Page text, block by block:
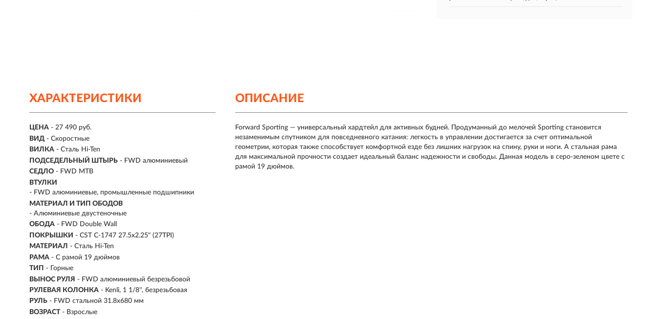
ХАРАКТЕРИСТИКИ
ЦЕНА - 27 490 руб.
ВИД - Скоростные
ВИЛКА - Сталь Hi-Ten
ПОДСЕДЕЛЬНЫЙ ШТЫРЬ - FWD алюминиевый
СЕДЛО - FWD MTB
ВТУЛКИ
- FWD алюминиевые, промышленные подшипники
МАТЕРИАЛ И ТИП ОБОДОВ
- Алюминиевые двустеночные
ОБОДА - FWD Double Wall
ПОКРЫШКИ - CST C-1747 27.5x2.25" (27TPI)
МАТЕРИАЛ - Сталь Hi-Ten
РАМА - С рамой 19 дюймов
ТИП -
Горные
ВЫНОС РУЛЯ - FWD алюминиевый безрезьбовой
РУЛЕВАЯ КОЛОНКА - Kenli, 1 1/8'', безрезьбовая
РУЛЬ - FWD стальной 31.8х680 мм
ВОЗРАСТ - Взрослые
ОПИСАНИЕ
Forward Sporting — универсальный хардтейл для активных будней. Продуманный до мелочей Sporting становится
незаменимым спутником для повседневного катания: легкость в управлении достигается за счет оптимальной
геометрии, которая также способствует комфортной езде без лишних нагрузок на спину, руки и ноги. А стальная рама
для максимальной прочности создает идеальный баланс надежности и свободы. Данная модель в серо-зеленом цвете с
рамой 19 дюймов.